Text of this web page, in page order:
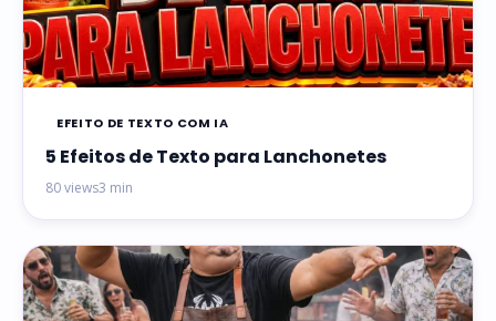
EFEITO DE TEXTO COM IA
5 Efeitos de Texto para Lanchonetes
80 views3 min